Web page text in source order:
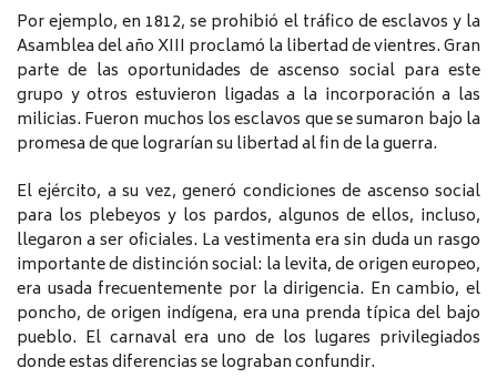
Por ejemplo, en 1812, se prohibió el tráfico de esclavos y la
Asamblea del año XIII proclamó la libertad de vientres. Gran
parte de las oportunidades de ascenso social para este
grupo y otros estuvieron ligadas a la incorporación a las
milicias. Fueron muchos los esclavos que se sumaron bajo la
promesa de que lograrían su libertad al fin de la guerra.
El ejército, a su vez, generó condiciones de ascenso social
para los plebeyos y los pardos, algunos de ellos, incluso,
llegaron a ser oficiales. La vestimenta era sin duda un rasgo
importante de distinción social: la levita, de origen europeo,
era usada frecuentemente por la dirigencia. En cambio, el
poncho, de origen indígena, era una prenda típica del bajo
pueblo. El carnaval era uno de los lugares privilegiados
donde estas diferencias se lograban confundir.